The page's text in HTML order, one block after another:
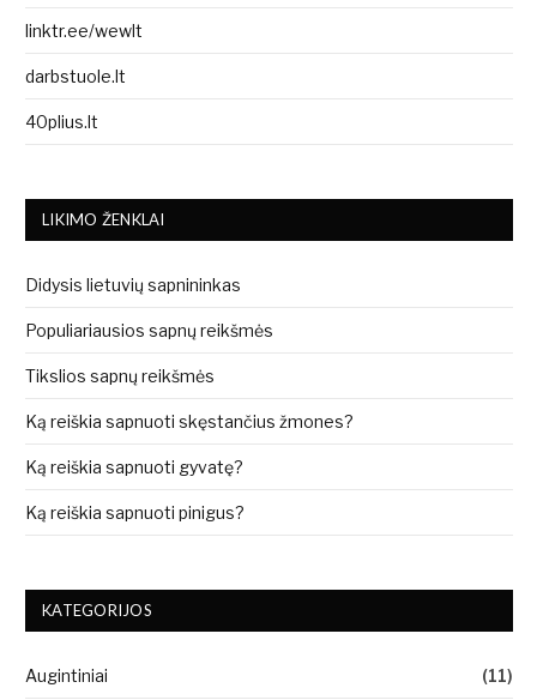
linktr.ee/wewlt
darbstuole.lt
40plius.lt
LIKIMO ŽENKLAI
Didysis lietuvių sapnininkas
Populiariausios sapnų reikšmės
Tikslios sapnų reikšmės
Ką reiškia sapnuoti skęstančius žmones?
Ką reiškia sapnuoti gyvatę?
Ką reiškia sapnuoti pinigus?
KATEGORIJOS
Augintiniai (11)